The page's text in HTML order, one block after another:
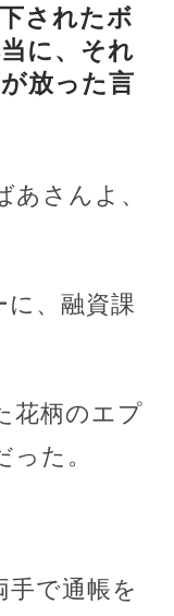
されたボ
に、それ
放った言
あさんよ、
に、融資課
花柄のエプ
た。
手で通帳を